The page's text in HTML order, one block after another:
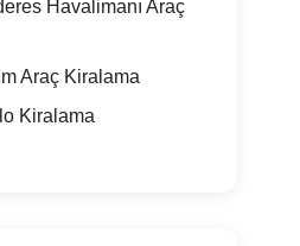
Havalimanı Araç
Araç Kiralama
Kiralama